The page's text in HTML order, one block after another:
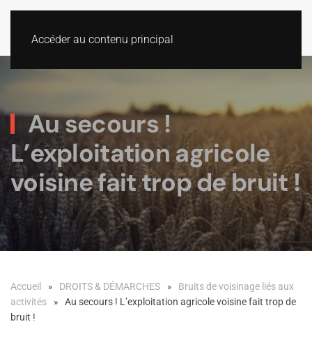
Accéder au contenu principal
Au secours !
L’exploitation agricole
voisine fait trop de bruit !
Accueil DROITS & DÉMARCHES
Bruits de voisinage liés aux
activités
Au secours ! L’exploitation agricole voisine fait trop de
bruit !